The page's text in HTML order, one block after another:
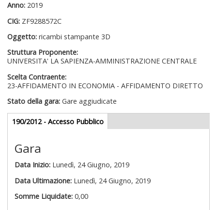
Anno: 2019
CIG: ZF9288572C
Oggetto: ricambi stampante 3D
Struttura Proponente:
UNIVERSITA' LA SAPIENZA-AMMINISTRAZIONE CENTRALE
Scelta Contraente:
23-AFFIDAMENTO IN ECONOMIA - AFFIDAMENTO DIRETTO
Stato della gara: Gare aggiudicate
Gare appalti
190/2012 - Accesso Pubblico(scheda
attiva)
Gara
Data Inizio: Lunedì, 24 Giugno, 2019
Data Ultimazione: Lunedì, 24 Giugno, 2019
Somme Liquidate:0,00